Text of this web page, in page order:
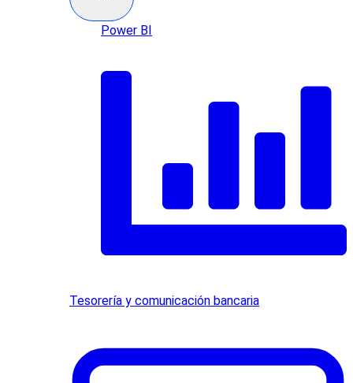
Power BI
Tesorería y comunicación bancaria